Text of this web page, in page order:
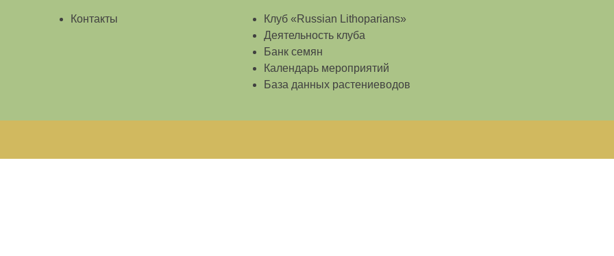
Контакты
Клуб «Russian Lithoparians»
Деятельность клуба
Банк семян
Календарь мероприятий
База данных растениеводов